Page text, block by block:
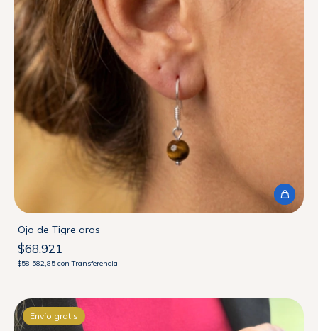
Ojo de Tigre aros
$68.921
$58.582,85 con Transferencia
Envío gratis